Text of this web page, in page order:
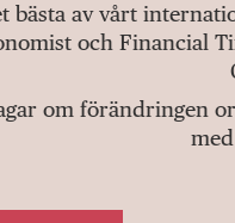
bästa av vårt
och Financial
om förändringen